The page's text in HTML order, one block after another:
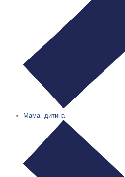
Мама і дитина